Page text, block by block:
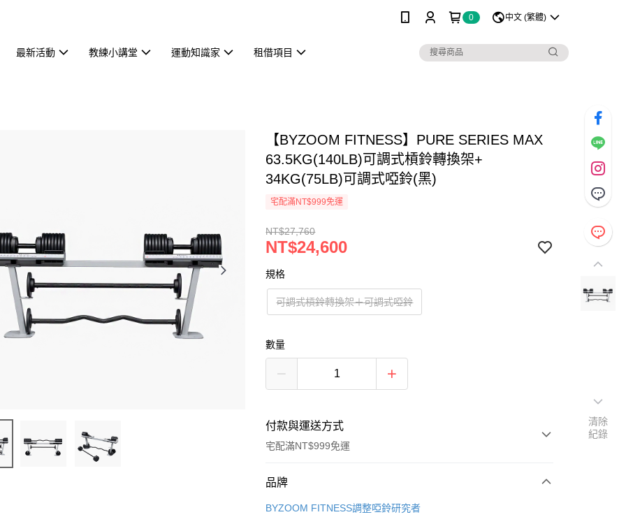
0 中文 (繁體)
最新活動 教練小講堂 運動知識家 租借項目
【BYZOOM FITNESS】PURE SERIES MAX
63.5KG(140LB)可調式槓鈴轉換架+
34KG(75LB)可調式啞鈴(黑)
宅配滿NT$999免運
NT$27,760
NT$24,600
規格
可調式槓鈴轉換架＋可調式啞鈴
數量
付款與運送方式
宅配滿NT$999免運
付款方式
信用卡一次付款
品牌
BYZOOM FITNESS調整啞鈴研究者
清除
紀錄